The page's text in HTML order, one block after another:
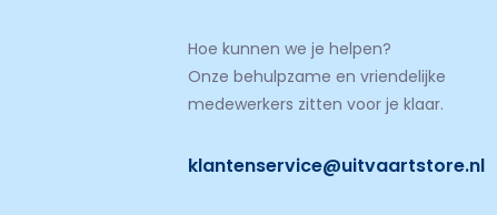
Hoe kunnen we je helpen?
Onze behulpzame en vriendelijke
medewerkers zitten voor je klaar.
klantenservice@uitvaartstore.nl